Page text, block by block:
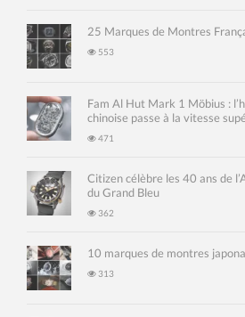
25 Marques de Montres
553
Fam Al Hut Mark 1 Möbius :
chinoise passe à la vitesse
471
Citizen célèbre les 40 ans de
du Grand Bleu
362
10 marques de montres
313